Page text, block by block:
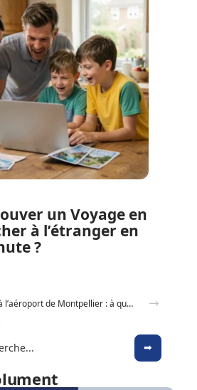
un Voyage en
à l’étranger en
?
Location de voiture à l’aéroport de Montpellier : à quel moment faut-il réserver ?